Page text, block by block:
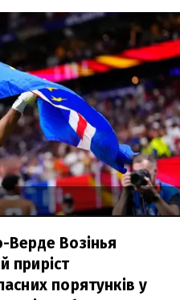
Верде Возінья
приріст
порятунків у